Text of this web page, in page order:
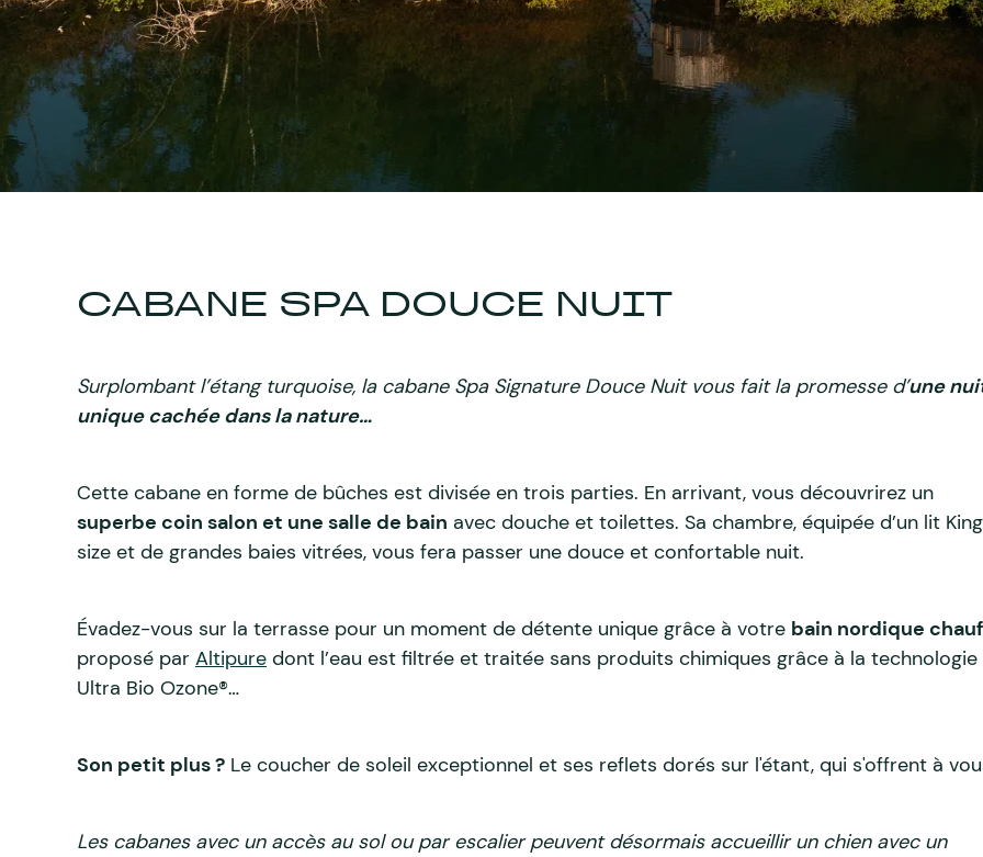
CABANE SPA DOUCE NUIT
Surplombant l’étang turquoise, la cabane Spa Signature Douce Nuit vous fait la promesse d’une
unique cachée dans la nature…
Cette cabane en forme de bûches est divisée en trois parties. En arrivant, vous découvrirez un
superbe coin salon et une salle de bain avec douche et toilettes. Sa chambre, équipée d’un lit King
size et de grandes baies vitrées, vous fera passer une douce et confortable nuit.
Évadez-vous sur la terrasse pour un moment de détente unique grâce à votre bain nordique
proposé par Altipure dont l’eau est filtrée et traitée sans produits chimiques grâce à la technologie
Ultra Bio Ozone®…
Son petit plus ? Le coucher de soleil exceptionnel et ses reflets dorés sur l'étant, qui s'offrent à
Les cabanes avec un accès au sol ou par escalier peuvent désormais accueillir un chien avec un